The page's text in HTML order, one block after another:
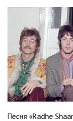
Песня «Radhe